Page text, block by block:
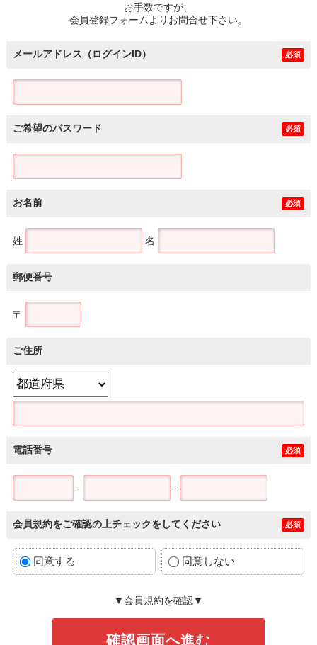
お手数ですが、
会員登録フォームよりお問合せ下さい。
メールアドレス（ログインID） 必須
ご希望のパスワード 必須
お名前 必須
姓 名
郵便番号
〒
ご住所
電話番号 必須
- -
会員規約をご確認の上チェックをしてください 必須
同意する 同意しない
▼会員規約を確認▼